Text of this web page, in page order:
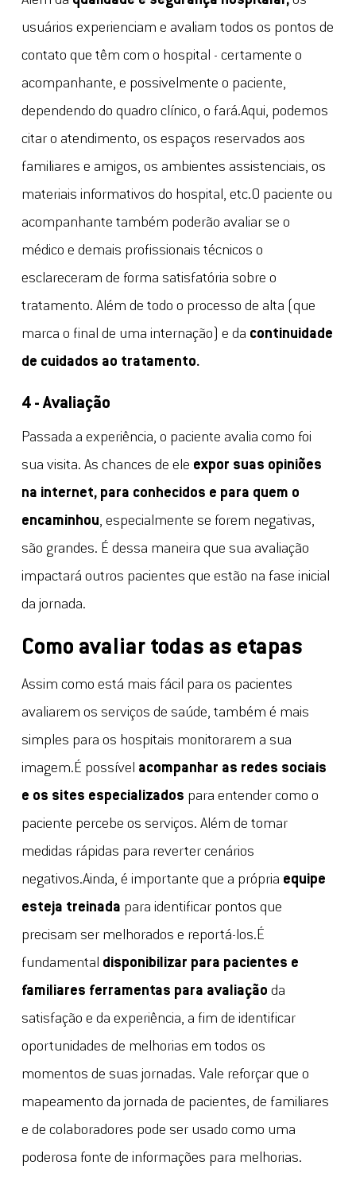
usuários experienciam e avaliam todos os pontos de
contato que têm com o hospital - certamente o
acompanhante, e possivelmente o paciente,
dependendo do quadro clínico, o fará.Aqui, podemos
citar o atendimento, os espaços reservados aos
familiares e amigos, os ambientes assistenciais, os
materiais informativos do hospital, etc.O paciente ou
acompanhante também poderão avaliar se o
médico e demais profissionais técnicos o
esclareceram de forma satisfatória sobre o
tratamento. Além de todo o processo de alta (que
marca o final de uma internação) e da continuidade
de cuidados ao tratamento.
4 - Avaliação
Passada a experiência, o paciente avalia como foi
sua visita. As chances de ele expor suas opiniões
na internet, para conhecidos e para quem o
encaminhou, especialmente se forem negativas,
são grandes. É dessa maneira que sua avaliação
impactará outros pacientes que estão na fase inicial
da jornada.
Como avaliar todas as etapas
Assim como está mais fácil para os pacientes
avaliarem os serviços de saúde, também é mais
simples para os hospitais monitorarem a sua
imagem.É possível acompanhar as redes sociais
e os sites especializados para entender como o
paciente percebe os serviços. Além de tomar
medidas rápidas para reverter cenários
negativos.Ainda, é importante que a própria equipe
esteja treinada para identificar pontos que
precisam ser melhorados e reportá-los.É
fundamental disponibilizar para pacientes e
familiares ferramentas para avaliação da
satisfação e da experiência, a fim de identificar
oportunidades de melhorias em todos os
momentos de suas jornadas. Vale reforçar que o
mapeamento da jornada de pacientes, de familiares
e de colaboradores pode ser usado como uma
poderosa fonte de informações para melhorias.